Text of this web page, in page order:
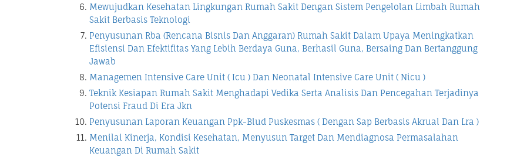
Mewujudkan Kesehatan Lingkungan Rumah Sakit Dengan Sistem Pengelolan Limbah Rumah
Sakit Berbasis Teknologi
Penyusunan Rba (Rencana Bisnis Dan Anggaran) Rumah Sakit Dalam Upaya Meningkatkan
Efisiensi Dan Efektifitas Yang Lebih Berdaya Guna, Berhasil Guna, Bersaing Dan Bertanggung
Jawab
Managemen Intensive Care Unit ( Icu ) Dan Neonatal Intensive Care Unit ( Nicu )
Teknik Kesiapan Rumah Sakit Menghadapi Vedika Serta Analisis Dan Pencegahan Terjadinya
Potensi Fraud Di Era Jkn
Penyusunan Laporan Keuangan Ppk-Blud Puskesmas ( Dengan Sap Berbasis Akrual Dan Lra )
Menilai Kinerja, Kondisi Kesehatan, Menyusun Target Dan Mendiagnosa Permasalahan
Keuangan Di Rumah Sakit